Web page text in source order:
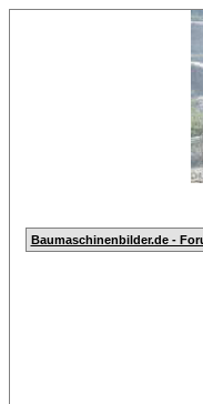
Baumaschinenbilder.de -